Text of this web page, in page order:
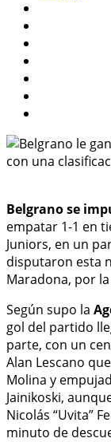
Belgrano se
empatar 1-1 en
Juniors, en un
disputaron esta
Maradona, por
Según supo la
gol del partido
parte, con un
Alan Lescano
Molina y
Jainikoski,
Nicolás “Uvita”
minuto de